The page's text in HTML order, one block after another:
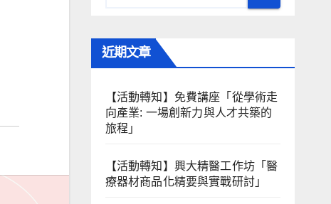
近期文章
【活動轉知】免費講座「從學術走
向產業: ⼀場創新力與⼈才共築的
旅程」
【活動轉知】興大精醫工作坊「醫
療器材商品化精要與實戰研討」